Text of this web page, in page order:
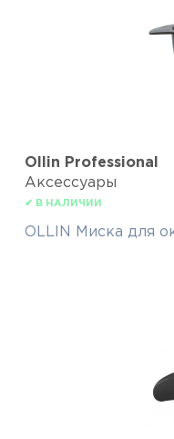
Ollin Professional
Аксессуары
✔ В НАЛИЧИИ
OLLIN Миска для